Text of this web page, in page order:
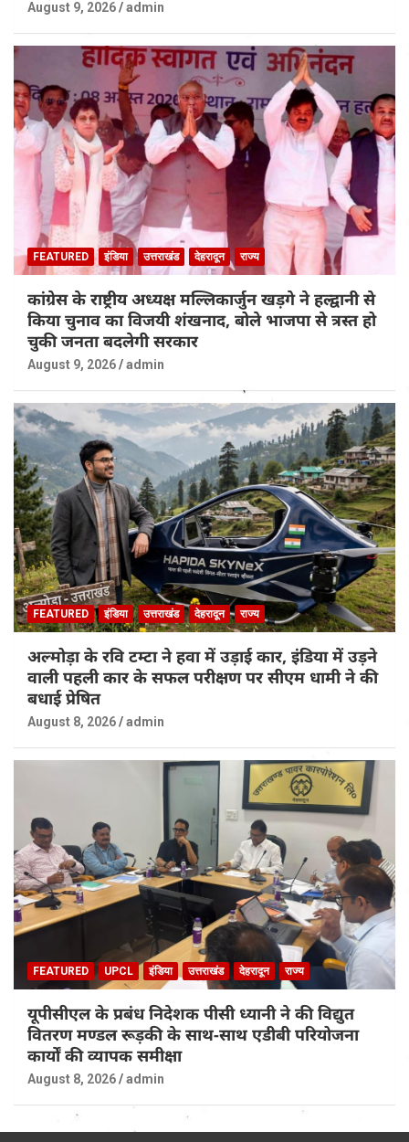
August 9, 2026 admin
FEATURED इंडिया उत्तराखंड देहरादून राज्य
कांग्रेस के राष्ट्रीय अध्यक्ष मल्लिकार्जुन खड़गे ने हल्द्वानी से
किया चुनाव का विजयी शंखनाद, बोले भाजपा से त्रस्त हो
चुकी जनता बदलेगी सरकार
August 9, 2026 admin
FEATURED इंडिया उत्तराखंड देहरादून राज्य
अल्मोड़ा के रवि टम्टा ने हवा में उड़ाई कार, इंडिया में उड़ने
वाली पहली कार के सफल परीक्षण पर सीएम धामी ने की
बधाई प्रेषित
August 8, 2026 admin
FEATURED UPCL इंडिया उत्तराखंड देहरादून राज्य
यूपीसीएल के प्रबंध निदेशक पीसी ध्यानी ने की विद्युत
वितरण मण्डल रूड़की के साथ-साथ एडीबी परियोजना
कार्यों की व्यापक समीक्षा
August 8, 2026 admin